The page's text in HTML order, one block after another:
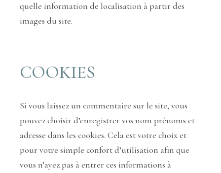
quelle information de localisation à partir des
images du site.
COOKIES
Si vous laissez un commentaire sur le site, vous
pouvez choisir d’enregistrer vos nom prénoms et
adresse dans les cookies. Cela est votre choix et
pour votre simple confort d’utilisation afin que
vous n’ayez pas à entrer ces informations à